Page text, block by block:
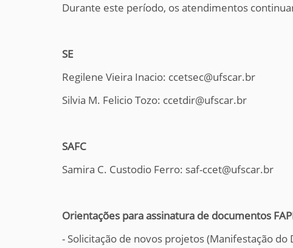
Durante este período, os atendimentos
SE
Regilene Vieira Inacio: ccetsec@ufscar.br
Silvia M. Felicio Tozo: ccetdir@ufscar.br
SAFC
Samira C. Custodio Ferro: saf-ccet@ufscar.br
Orientações para assinatura de documentos
- Solicitação de novos projetos (Manifestação